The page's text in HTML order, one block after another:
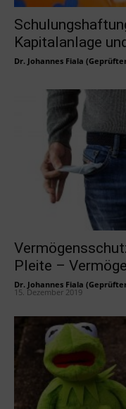
Kapitalanlage
Dr. Johannes Fiala
Pleite –
Dr. Johannes Fiala
15. Dezember 2019